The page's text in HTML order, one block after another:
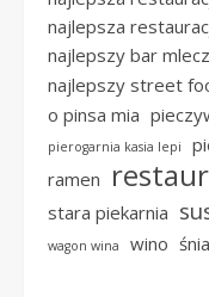
najlepsza
najlepszy bar
najlepszy street
o pinsa mia
pierogarnia kasia lepi
ramen
stara piekarnia
wagon wina
wino